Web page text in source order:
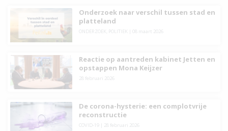
Onderzoek naar verschil tussen stad en
platteland
ONDERZOEK POLITIEK 08 maart 2026
Reactie op aantreden kabinet Jetten en
opstappen Mona Keijzer
28 februari 2026
De corona-hysterie: een complotvrije
reconstructie
COVID-19| 28 februari 2026